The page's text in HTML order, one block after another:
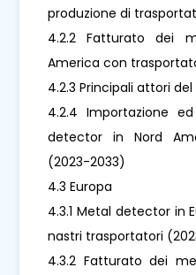
produzione di
4.2.2 Fatturato dei
America con
4.2.3 Principali attori
4.2.4 Importazione
detector in Nord
(2023-2033)
4.3 Europa
4.3.1 Metal detector in
nastri trasportatori
4.3.2 Fatturato dei